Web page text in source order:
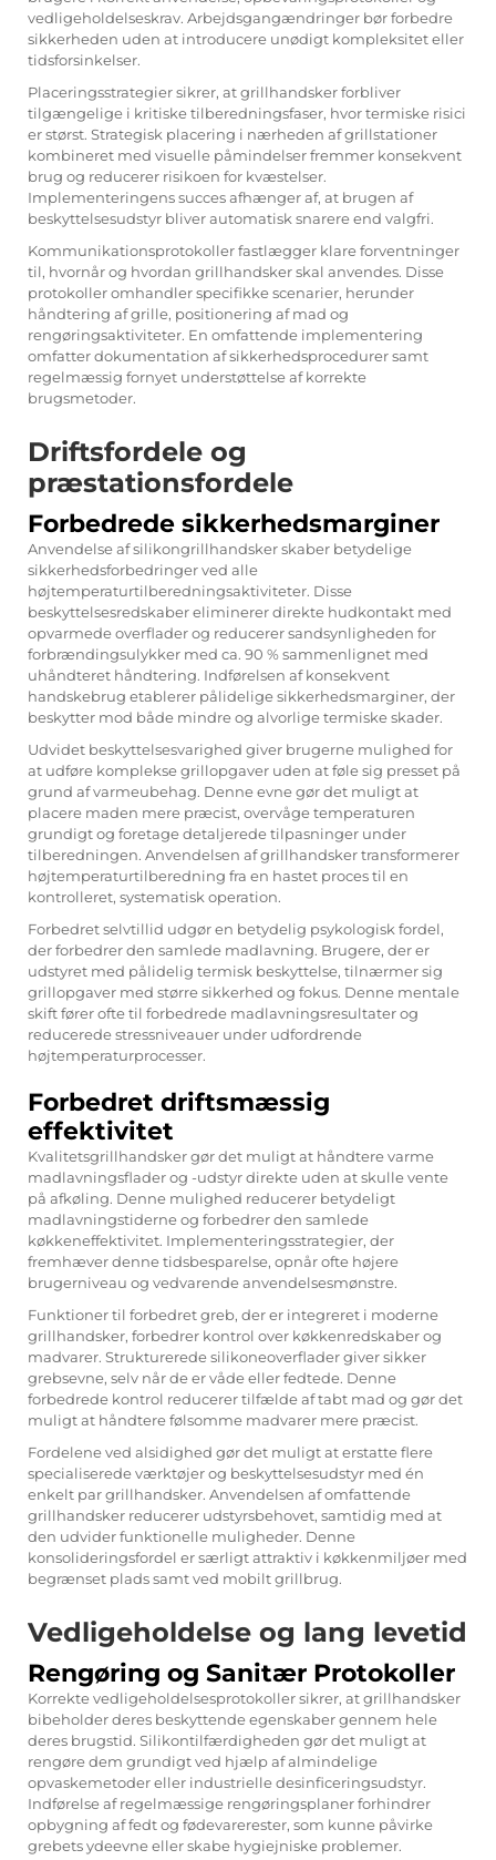
vedligeholdelseskrav. Arbejdsgangændringer bør forbedre
sikkerheden uden at introducere unødigt kompleksitet eller
tidsforsinkelser.
Placeringsstrategier sikrer, at grillhandsker forbliver
tilgængelige i kritiske tilberedningsfaser, hvor termiske risici
er størst. Strategisk placering i nærheden af grillstationer
kombineret med visuelle påmindelser fremmer konsekvent
brug og reducerer risikoen for kvæstelser.
Implementeringens succes afhænger af, at brugen af
beskyttelsesudstyr bliver automatisk snarere end valgfri.
Kommunikationsprotokoller fastlægger klare forventninger
til, hvornår og hvordan grillhandsker skal anvendes. Disse
protokoller omhandler specifikke scenarier, herunder
håndtering af grille, positionering af mad og
rengøringsaktiviteter. En omfattende implementering
omfatter dokumentation af sikkerhedsprocedurer samt
regelmæssig fornyet understøttelse af korrekte
brugsmetoder.
Driftsfordele og
præstationsfordele
Forbedrede sikkerhedsmarginer
Anvendelse af silikongrillhandsker skaber betydelige
sikkerhedsforbedringer ved alle
højtemperaturtilberedningsaktiviteter. Disse
beskyttelsesredskaber eliminerer direkte hudkontakt med
opvarmede overflader og reducerer sandsynligheden for
forbrændingsulykker med ca. 90 % sammenlignet med
uhåndteret håndtering. Indførelsen af konsekvent
handskebrug etablerer pålidelige sikkerhedsmarginer, der
beskytter mod både mindre og alvorlige termiske skader.
Udvidet beskyttelsesvarighed giver brugerne mulighed for
at udføre komplekse grillopgaver uden at føle sig presset på
grund af varmeubehag. Denne evne gør det muligt at
placere maden mere præcist, overvåge temperaturen
grundigt og foretage detaljerede tilpasninger under
tilberedningen. Anvendelsen af grillhandsker transformerer
højtemperaturtilberedning fra en hastet proces til en
kontrolleret, systematisk operation.
Forbedret selvtillid udgør en betydelig psykologisk fordel,
der forbedrer den samlede madlavning. Brugere, der er
udstyret med pålidelig termisk beskyttelse, tilnærmer sig
grillopgaver med større sikkerhed og fokus. Denne mentale
skift fører ofte til forbedrede madlavningsresultater og
reducerede stressniveauer under udfordrende
højtemperaturprocesser.
Forbedret driftsmæssig
effektivitet
Kvalitetsgrillhandsker gør det muligt at håndtere varme
madlavningsflader og -udstyr direkte uden at skulle vente
på afkøling. Denne mulighed reducerer betydeligt
madlavningstiderne og forbedrer den samlede
køkkeneffektivitet. Implementeringsstrategier, der
fremhæver denne tidsbesparelse, opnår ofte højere
brugerniveau og vedvarende anvendelsesmønstre.
Funktioner til forbedret greb, der er integreret i moderne
grillhandsker, forbedrer kontrol over køkkenredskaber og
madvarer. Strukturerede silikoneoverflader giver sikker
grebsevne, selv når de er våde eller fedtede. Denne
forbedrede kontrol reducerer tilfælde af tabt mad og gør det
muligt at håndtere følsomme madvarer mere præcist.
Fordelene ved alsidighed gør det muligt at erstatte flere
specialiserede værktøjer og beskyttelsesudstyr med én
enkelt par grillhandsker. Anvendelsen af omfattende
grillhandsker reducerer udstyrsbehovet, samtidig med at
den udvider funktionelle muligheder. Denne
konsolideringsfordel er særligt attraktiv i køkkenmiljøer med
begrænset plads samt ved mobilt grillbrug.
Vedligeholdelse og lang levetid
Rengøring og Sanitær Protokoller
Korrekte vedligeholdelsesprotokoller sikrer, at grillhandsker
bibeholder deres beskyttende egenskaber gennem hele
deres brugstid. Silikontilfærdigheden gør det muligt at
rengøre dem grundigt ved hjælp af almindelige
opvaskemetoder eller industrielle desinficeringsudstyr.
Indførelse af regelmæssige rengøringsplaner forhindrer
opbygning af fedt og fødevarerester, som kunne påvirke
grebets ydeevne eller skabe hygiejniske problemer.